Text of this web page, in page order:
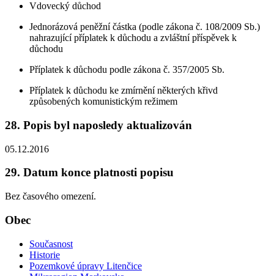
Vdovecký důchod
Jednorázová peněžní částka (podle zákona č. 108/2009 Sb.)
nahrazující příplatek k důchodu a zvláštní příspěvek k
důchodu
Příplatek k důchodu podle zákona č. 357/2005 Sb.
Příplatek k důchodu ke zmírnění některých křivd
způsobených komunistickým režimem
28. Popis byl naposledy aktualizován
05.12.2016
29. Datum konce platnosti popisu
Bez časového omezení.
Obec
Současnost
Historie
Pozemkové úpravy Litenčice